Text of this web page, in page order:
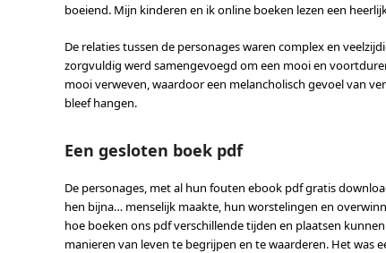
boeiend. Mijn kinderen en ik online boeken lezen een
De relaties tussen de personages waren complex en
zorgvuldig werd samengevoegd om een mooi en
mooi verweven, waardoor een melancholisch gevoel van
bleef hangen.
Een gesloten boek pdf
De personages, met al hun fouten ebook pdf gratis
hen bijna… menselijk maakte, hun worstelingen en
hoe boeken ons pdf verschillende tijden en plaatsen
manieren van leven te begrijpen en te waarderen. Het was